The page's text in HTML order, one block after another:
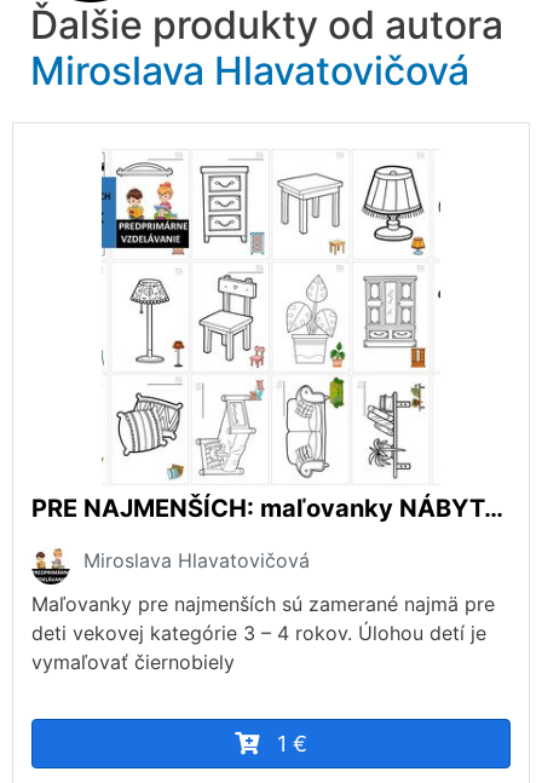
Ďalšie produkty od autora
Miroslava Hlavatovičová
PRE NAJMENŠÍCH: maľovanky NÁBYTOK
Miroslava Hlavatovičová
Maľovanky pre najmenších sú zamerané najmä pre
deti vekovej kategórie 3 – 4 rokov. Úlohou detí je
vymaľovať čiernobiely
1 €